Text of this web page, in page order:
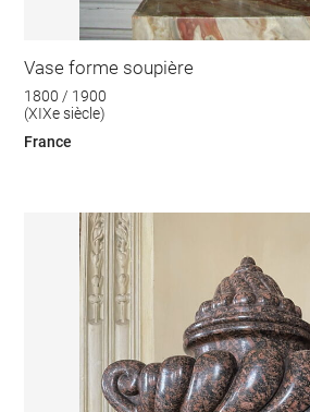
Vase forme soupière
1800 / 1900
(XIXe siècle)
France